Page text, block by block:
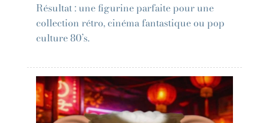
Résultat : une figurine parfaite pour une
collection rétro, cinéma fantastique ou pop
culture 80’s.